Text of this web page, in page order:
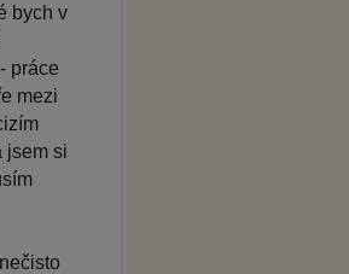
bych v
práce
mezi
jsem si